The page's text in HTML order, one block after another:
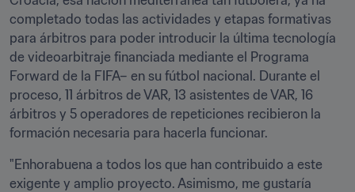
completado todas las actividades y etapas formativas
para árbitros para poder introducir la última tecnología
de videoarbitraje financiada mediante el Programa
Forward de la FIFA– en su fútbol nacional. Durante el
proceso, 11 árbitros de VAR, 13 asistentes de VAR, 16
árbitros y 5 operadores de repeticiones recibieron la
formación necesaria para hacerla funcionar.
"Enhorabuena a todos los que han contribuido a este
exigente y amplio proyecto. Asimismo, me gustaría